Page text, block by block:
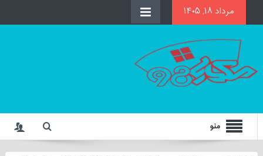
مرداد ۱۸, ۱۴۰۵
منو